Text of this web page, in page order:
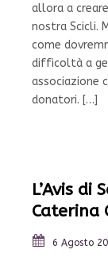
allora a
nostra Scicli.
come
difficoltà a
associazione
donatori. […]
L’Avis di
Caterina
6 Agosto